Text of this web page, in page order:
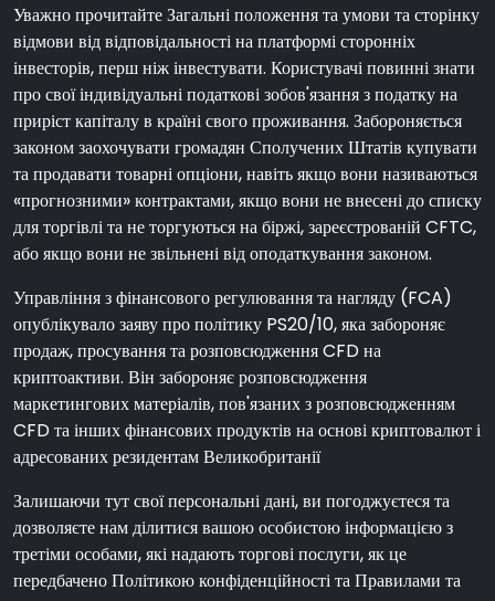
Уважно прочитайте Загальні положення та умови та сторінку
відмови від відповідальності на платформі сторонніх
інвесторів, перш ніж інвестувати. Користувачі повинні знати
про свої індивідуальні податкові зобов'язання з податку на
приріст капіталу в країні свого проживання. Забороняється
законом заохочувати громадян Сполучених Штатів купувати
та продавати товарні опціони, навіть якщо вони називаються
«прогнозними» контрактами, якщо вони не внесені до списку
для торгівлі та не торгуються на біржі, зареєстрованій CFTC,
або якщо вони не звільнені від оподаткування законом.
Управління з фінансового регулювання та нагляду (FCA)
опублікувало заяву про політику PS20/10, яка забороняє
продаж, просування та розповсюдження CFD на
криптоактиви. Він забороняє розповсюдження
маркетингових матеріалів, пов'язаних з розповсюдженням
CFD та інших фінансових продуктів на основі криптовалют і
адресованих резидентам Великобританії
Залишаючи тут свої персональні дані, ви погоджуєтеся та
дозволяєте нам ділитися вашою особистою інформацією з
третіми особами, які надають торгові послуги, як це
передбачено Політикою конфіденційності та Правилами та